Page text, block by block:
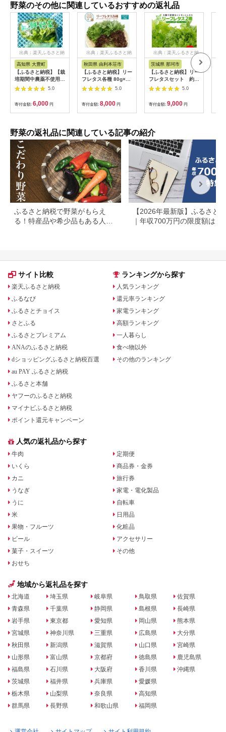
野菜のその他に関連しているおすすめの返礼品
出典：楽天ふるさと納
高知県 大豊町
【ふるさと納税】【栽
培期間中農薬不使用】
四国のど真ん中で栽培
された生鮮リーフレタ
ス 約100g×8袋セッ
ト【配送不可地域：離
島】【1493186】
5.0
寄付金額: 6,000 円
出典：楽天ふるさと納
秋田県 由利本荘市
【ふるさと納税】リー
フレタス各種 80g×5
パック グリーンレタ
ス フリルレタス レッ
ドレタス
5.0
寄付金額: 8,000 円
出典：楽天ふるさと納
茨城県 那珂市
【ふるさと納税】リー
フレタスセット 約
2Kg
5.0
寄付金額: 9,000 円
野菜の返礼品に関連している記事の紹介
ふるさと納税で野菜がもらえ
る！特産品や希少品もある人気
【2026年最新版】ふるさと
｜年収700万円の限度額はい
サイト比較
楽天ふるさと納税
ふるなび
ふるさとチョイス
さとふる
ふるさとプレミアム
ANAのふるさと納税
dショッピングふるさと納税百選
au PAY ふるさと納税
ふるさと本舗
ヤフーのふるさと納税
マイナビふるさと納税
ポイント還元キャンペーン
ランキングから探す
人気ランキング
還元率ランキング
家電ランキング
高額ランキング
一人暮らし
食べ物以外
その他のランキング
人気の返礼品から探す
牛肉
いくら
カニ
うなぎ
うに
米
果物・フルーツ
ビール
菓子・スイーツ
おせち
定期便
商品券・金券
旅行券
家電・電化製品
自転車
日用品
化粧品
アクセサリー
その他
地域から返礼品を探す
北海道
青森県
岩手県
宮城県
秋田県
山形県
福島県
茨城県
栃木県
群馬県
埼玉県
千葉県
東京都
神奈川県
新潟県
富山県
石川県
福井県
山梨県
長野県
岐阜県
静岡県
愛知県
三重県
滋賀県
京都府
大阪府
兵庫県
奈良県
和歌山県
鳥取県
島根県
岡山県
広島県
山口県
徳島県
香川県
愛媛県
高知県
福岡県
佐賀県
長崎県
熊本県
大分県
宮崎県
鹿児島県
沖縄県